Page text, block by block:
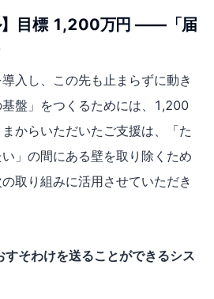
】目標 1,200万円 ——「届
入し、この先も止まらずに動き
盤」をつくるためには、1,200
からいただいたご支援は、「た
」の間にある壁を取り除くため
取り組みに活用させていただき
すそわけを送ることができるシス